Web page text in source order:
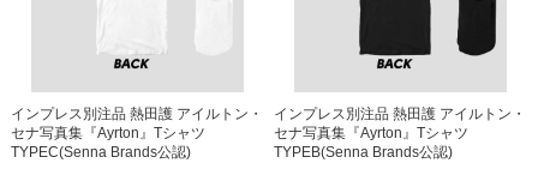
インプレス別注品 熱田護 アイルトン・
セナ写真集『Ayrton』Tシャツ
TYPEC(Senna Brands公認)
インプレス別注品 熱田護 アイルトン・
セナ写真集『Ayrton』Tシャツ
TYPEB(Senna Brands公認)